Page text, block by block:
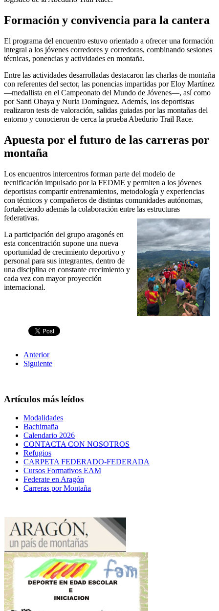
Formación y convivencia para la cantera
El programa del encuentro estuvo orientado a ofrecer una formación
integral a los jóvenes corredores y corredoras, combinando sesiones
técnicas, ponencias y actividades en montaña.
Entre las actividades desarrolladas destacaron las charlas de montaña
con referentes del sector, las ponencias impartidas porEloy Martínez
—medallista en el Campeonato del Mundo de Jóvenes—, así como
por Santi Obaya y Nuria Domínguez. Además, los deportistas
realizaron tests de valoración, salidas guiadas por las montañas del
entorno y conocieron de cerca la prueba Abedurio Trail Race.
Apuesta por el futuro de las carreras por
montaña
Los encuentros intercentros forman parte del modelo de
tecnificación impulsado por la FEDME y permiten a los jóvenes
deportistas compartir entrenamientos, metodología y experiencias
con técnicos y compañeros de distintas comunidades autónomas,
fortaleciendo además la colaboración entre las estructuras
federativas.
La participación del grupo aragonés en
esta concentración supone una nueva
oportunidad de crecimiento deportivo y
personal para sus integrantes, dentro de
una disciplina en constante crecimiento y
cada vez con mayor proyección
internacional.
Anterior
Siguiente
Artículos más leídos
Modalidades
Bachimaña
Calendario 2026
CONTACTA CON NOSOTROS
Refugios
CARPETA FEDERADO-FEDERADA
Cursos Formativos EAM
Federate en Aragón
Carreras por Montaña